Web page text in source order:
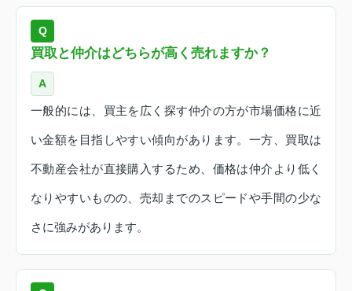
Q
買取と仲介はどちらが高く売れますか？
A
一般的には、買主を広く探す仲介の方が市場価格に近
い金額を目指しやすい傾向があります。一方、買取は
不動産会社が直接購入するため、価格は仲介より低く
なりやすいものの、売却までのスピードや手間の少な
さに強みがあります。